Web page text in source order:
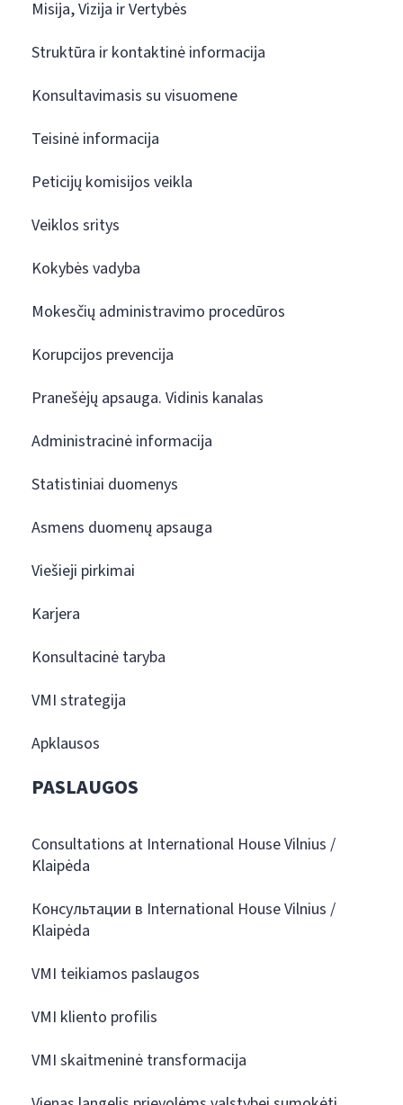
Misija, Vizija ir Vertybės
Struktūra ir kontaktinė informacija
Konsultavimasis su visuomene
Teisinė informacija
Peticijų komisijos veikla
Veiklos sritys
Kokybės vadyba
Mokesčių administravimo procedūros
Korupcijos prevencija
Pranešėjų apsauga. Vidinis kanalas
Administracinė informacija
Statistiniai duomenys
Asmens duomenų apsauga
Viešieji pirkimai
Karjera
Konsultacinė taryba
VMI strategija
Apklausos
PASLAUGOS
Consultations at International House Vilnius /
Klaipėda
Консультации в International House Vilnius /
Klaipėda
VMI teikiamos paslaugos
VMI kliento profilis
VMI skaitmeninė transformacija